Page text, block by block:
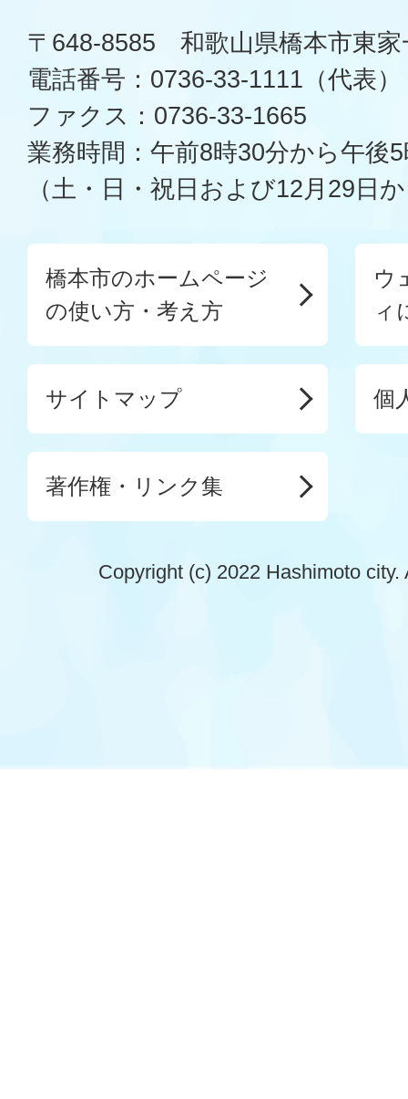
〒648-8585 和歌山県橋本市東家
電話番号：0736-33-1111（代表）
ファクス：0736-33-1665
業務時間：午前8時30分から午後
（土・日・祝日および12月29日
橋本市のホームページ
の使い方・考え方
ウ
ィ
サイトマップ 個
著作権・リンク集
Copyright (c) 2022 Hashimoto